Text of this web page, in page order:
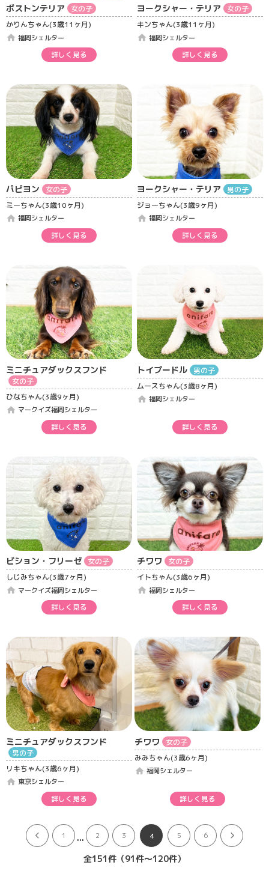
ボストンテリア
女の子
かりんちゃん(3歳11ヶ月)
home 福岡シェルター
詳しく見る
ヨークシャー・テリア
女の子
キンちゃん(3歳11ヶ月)
home 福岡シェルター
詳しく見る
パピヨン
女の子
ミーちゃん(3歳10ヶ月)
home 福岡シェルター
詳しく見る
ヨークシャー・テリア
男の子
ジョーちゃん(3歳9ヶ月)
home 福岡シェルター
詳しく見る
ミニチュアダックスフンド
女の子
ひなちゃん(3歳9ヶ月)
home マークイズ福岡シェルター
詳しく見る
トイプードル
男の子
ムースちゃん(3歳8ヶ月)
home 福岡シェルター
詳しく見る
ビション・フリーゼ
女の子
しじみちゃん(3歳7ヶ月)
home マークイズ福岡シェルター
詳しく見る
チワワ
女の子
イトちゃん(3歳6ヶ月)
home 福岡シェルター
詳しく見る
ミニチュアダックスフンド
男の子
リキちゃん(3歳6ヶ月)
home 東京シェルター
詳しく見る
チワワ
女の子
みみちゃん(3歳6ヶ月)
home 福岡シェルター
詳しく見る
1 ... 2 3 4 5 6
全151件（91件〜120件）